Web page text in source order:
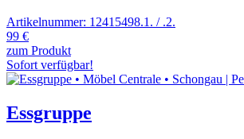
Artikelnummer: 12415498.1. / .2.
99 €
zum Produkt
Sofort verfügbar!
Essgruppe